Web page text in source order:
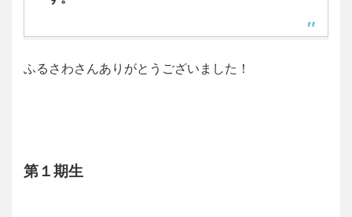
ふるさわさんありがとうございました！
第１期生